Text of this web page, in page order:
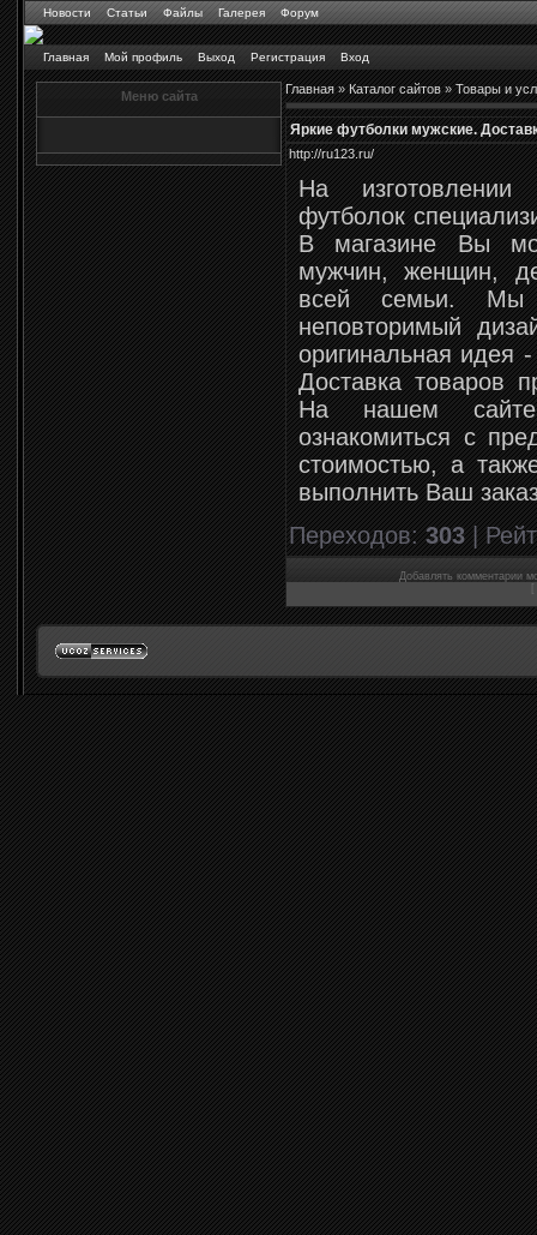
Новости Статьи Файлы Галерея Форум
Главная Мой профиль Выход Регистрация Вход
Меню сайта Главная»Каталог сайтов»Товары и
Яркие футболки мужские.
http://ru123.ru/
На
футболок
В магазине Вы
мужчин, женщин,
всей семьи. Мы
неповторимый
оригинальная идея
Доставка товаров
На нашем
ознакомиться с
стоимостью, а
выполнить Ваш
Переходов:303|
Добавлять комментарии